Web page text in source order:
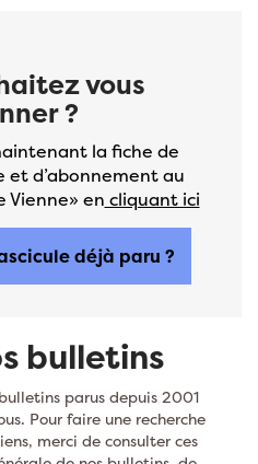
vous
?
la fiche de
d’abonnement au
Vienne» en cliquant ici
déjà paru ?
bulletins
parus depuis 2001
Pour faire une recherche
merci de consulter ces